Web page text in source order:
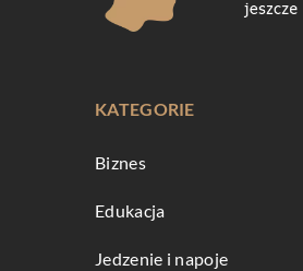
KATEGORIE
Biznes
Edukacja
Jedzenie i napoje